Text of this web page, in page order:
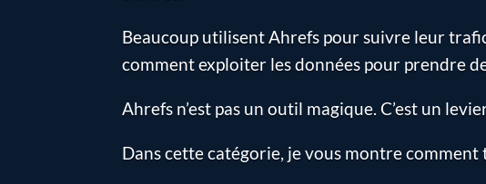
Beaucoup utilisent Ahrefs pour suivre leur
comment exploiter les données pour prendre
Ahrefs n’est pas un outil magique. C’est un
Dans cette catégorie, je vous montre